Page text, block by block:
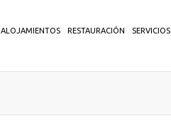
ALOJAMIENTOS RESTAURACIÓN SERVICIOS